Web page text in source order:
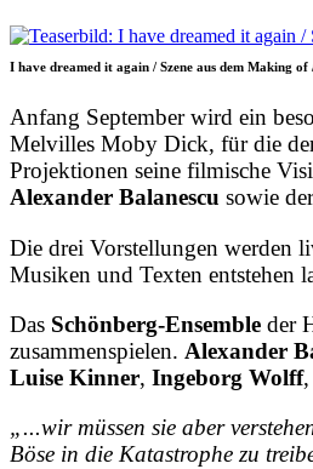
I have dreamed it again / Szene aus dem Making
Anfang September wird ein
Melvilles Moby Dick, für die
Projektionen seine filmische
Alexander Balanescu sowie
Die drei Vorstellungen werden
Musiken und Texten entstehen
Das Schönberg-Ensemble der
zusammenspielen. Alexander
Luise Kinner, Ingeborg Wolff,
„...wir müssen sie aber
Böse in die Katastrophe zu